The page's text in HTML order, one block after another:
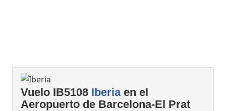
Vuelo IB5108 Iberiaen el
Aeropuerto de Barcelona-El Prat